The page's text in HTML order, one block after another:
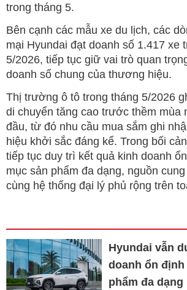
trong tháng 5.
Bên cạnh các mẫu xe du lịch, các
mại Hyundai đạt doanh số 1.417 xe
5/2026, tiếp tục giữ vai trò quan
doanh số chung của thương hiệu.
Thị trường ô tô trong tháng 5/2026
di chuyển tăng cao trước thềm mùa
đầu, từ đó nhu cầu mua sắm ghi
hiệu khởi sắc đáng kể. Trong bối
tiếp tục duy trì kết quả kinh doanh
mục sản phẩm đa dạng, nguồn
cùng hệ thống đại lý phủ rộng trên
Hyundai vẫn
doanh ổn
phẩm đa dạng